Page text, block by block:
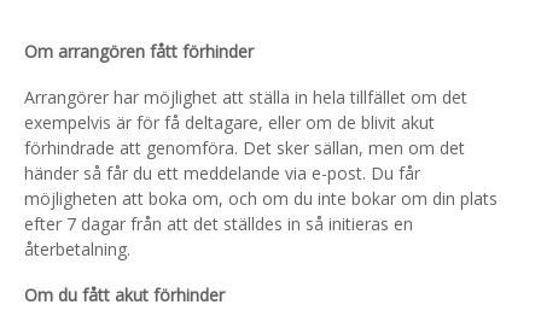
Om arrangören fått förhinder
Arrangörer har möjlighet att ställa in hela tillfället om det
exempelvis är för få deltagare, eller om de blivit akut
förhindrade att genomföra. Det sker sällan, men om det
händer så får du ett meddelande via e-post. Du får
möjligheten att boka om, och om du inte bokar om din plats
efter 7 dagar från att det ställdes in så initieras en
återbetalning.
Om du fått akut förhinder